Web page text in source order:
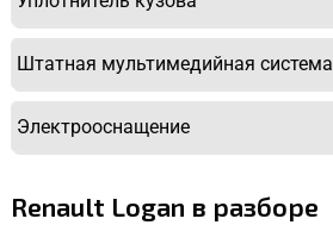
Штатная мультимедийная система
Электрооснащение
Renault Logan в разборе